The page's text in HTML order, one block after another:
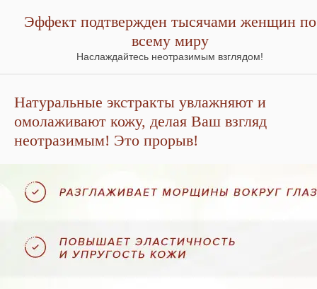
Эффект подтвержден тысячами женщин по
всему миру
Наслаждайтесь неотразимым взглядом!
Натуральные экстракты увлажняют и
омолаживают кожу, делая Ваш взгляд
неотразимым! Это прорыв!